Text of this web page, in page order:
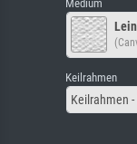
Medium
Keilrahmen
Keilrahmen